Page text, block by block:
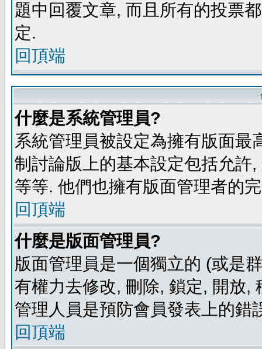
題中回覆文章, 而且所有的投票
定.
回頂端
什麼是系統管理員?
系統管理員被設定為擁有版面最
制討論版上的基本設定包括允許
等等. 他們也擁有版面管理者的
回頂端
什麼是版面管理員?
版面管理員是一個獨立的 (或是
有權力去修改, 刪除, 鎖定, 開放,
管理人員是預防會員發表上的錯
回頂端